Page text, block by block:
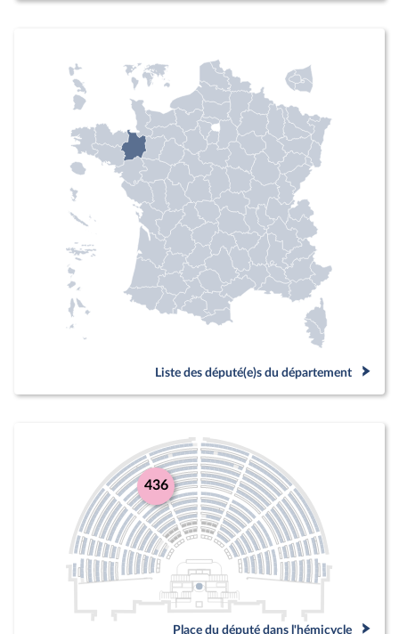
Liste des député(e)s du département
436
Place du député dans l'hémicycle